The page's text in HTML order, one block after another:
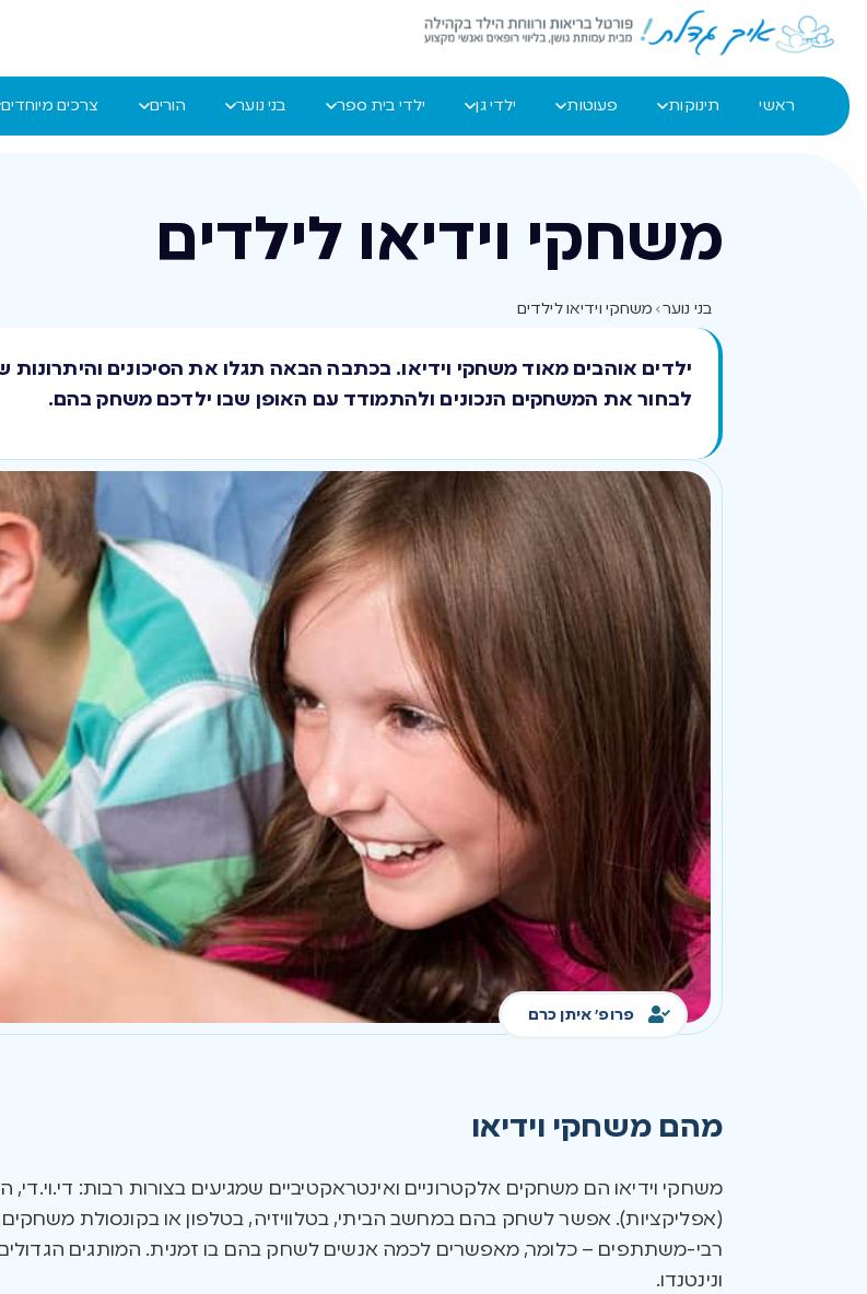
ראשי תינוקות פעוטות ילדי גן ילדי בית ספר בני נוער הורים צרכים מיוחדים
משחקי וידיאו לילדים
בני נוער› משחקי וידיאו לילדים
ילדים אוהבים מאוד משחקי וידיאו. בכתבה הבאה תגלו את הסיכונים והיתרונות
לבחור את המשחקים הנכונים ולהתמודד עם האופן שבו ילדכם משחק בהם.
פרופ' איתן כרם
מהם משחקי וידיאו
משחקי וידיאו הם משחקים אלקטרוניים ואינטראקטיביים שמגיעים בצורות רבות: די.וי.די,
(אפליקציות). אפשר לשחק בהם במחשב הביתי, בטלוויזיה, בטלפון או בקונסולת
רבי-משתתפים – כלומר, מאפשרים לכמה אנשים לשחק בהם בו זמנית. המותגים הגדולים
ונינטנדו.